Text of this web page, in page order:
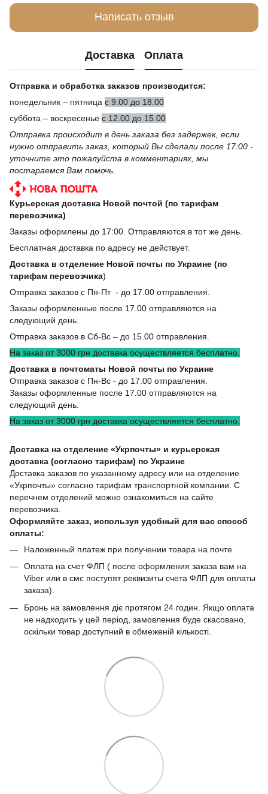
Написать отзыв
Доставка Оплата
Отправка и обработка заказов производится:
понедельник – пятница с 9.00 до 18.00
суббота – воскресенье с 12.00 до 15.00
Отправка происходит в день заказа без задержек, если
нужно отправить заказ, который Вы сделали после 17:00 -
уточните это пожалуйста в комментариях, мы
постараемся Вам помочь
Курьерская доставка Новой почтой (по тарифам
перевозчика)
Заказы оформлены до 17:00. Отправляются в тот же день.
Бесплатная доставка по адресу не действует.
Доставка в отделение Новой почты по Украине (по
тарифам перевозчика)
Отправка заказов с Пн-Пт - до 17.00 отправления.
Заказы оформленные после 17.00 отправляются на
следующий день.
Отправка заказов в Сб-Вс – до 15.00 отправления.
На заказ от 3000 грн доставка осуществляется бесплатно.
Доставка в почтоматы Новой почты по Украине
Отправка заказов с Пн-Вс - до 17.00 отправления.
Заказы оформленные после 17.00 отправляются на
следующий день.
На заказ от 3000 грн доставка осуществляется бесплатно.
Доставка на отделение «Укрпочты» и курьерская
доставка (согласно тарифам) по Украине
Доставка заказов по указанному адресу или на отделение
«Укрпочты» согласно тарифам транспортной компании. С
перечнем отделений можно ознакомиться на сайте
перевозчика.
Оформляйте заказ, используя удобный для вас способ
оплаты:
Наложенный платеж при получении товара на почте
Оплата на счет ФЛП ( после оформления заказа вам на
Viber или в смс поступят реквизиты счета ФЛП для оплаты
заказа).
Бронь на замовлення діє протягом 24 годин. Якщо оплата
не надходить у цей період, замовлення буде скасовано,
оскільки товар доступний в обмеженій кількості.